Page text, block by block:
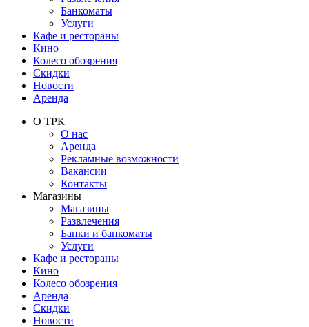
Банкоматы
Услуги
Кафе и рестораны
Кино
Колесо обозрения
Скидки
Новости
Аренда
О ТРК
О нас
Аренда
Рекламные возможности
Вакансии
Контакты
Магазины
Магазины
Развлечения
Банки и банкоматы
Услуги
Кафе и рестораны
Кино
Колесо обозрения
Аренда
Скидки
Новости